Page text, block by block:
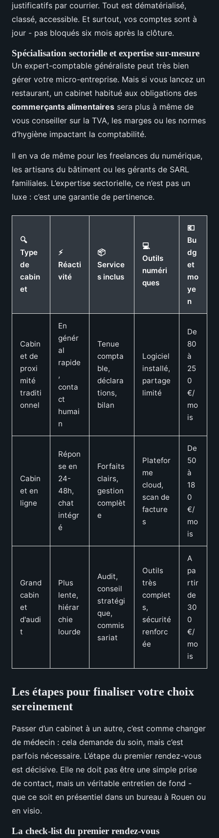
justificatifs par courrier. Tout est dématérialisé,
classé, accessible. Et surtout, vos comptes sont à
jour - pas bloqués six mois après la clôture.
Spécialisation sectorielle et expertise sur-mesure
Un expert-comptable généraliste peut très bien
gérer votre micro-entreprise. Mais si vous lancez un
restaurant, un cabinet habitué aux obligations des
commerçants alimentaires sera plus à même de
vous conseiller sur la TVA, les marges ou les normes
d’hygiène impactant la comptabilité.
Il en va de même pour les freelances du numérique,
les artisans du bâtiment ou les gérants de SARL
familiales. L’expertise sectorielle, ce n’est pas un
luxe : c’est une garantie de pertinence.
🔍
Type
de
cabin
et
⚡
Réacti
vité
📦
Service
s inclus
💻
Outils
numéri
ques
💶
Bu
dg
et
mo
ye
n
Cabin
et de
proxi
mité
traditi
onnel
En
génér
al
rapide
,
conta
ct
humai
n
Tenue
compta
ble,
déclara
tions,
bilan
Logiciel
installé,
partage
limité
De
80
à
25
0
€/
mo
is
Cabin
et en
ligne
Répon
se en
24-
48h,
chat
intégr
é
Forfaits
clairs,
gestion
complèt
e
Platefor
me
cloud,
scan de
facture
s
De
50
à
18
0
€/
mo
is
Grand
cabin
et
d'audi
t
Plus
lente,
hiérar
chie
lourde
Audit,
conseil
stratégi
que,
commis
sariat
Outils
très
complet
s,
sécurité
renforc
ée
A
pa
rtir
de
30
0
€/
mo
is
Les étapes pour finaliser votre choix
sereinement
Passer d’un cabinet à un autre, c’est comme changer
de médecin : cela demande du soin, mais c’est
parfois nécessaire. L’étape du premier rendez-vous
est décisive. Elle ne doit pas être une simple prise
de contact, mais un véritable entretien de fond -
que ce soit en présentiel dans un bureau à Rouen ou
en visio.
La check-list du premier rendez-vous